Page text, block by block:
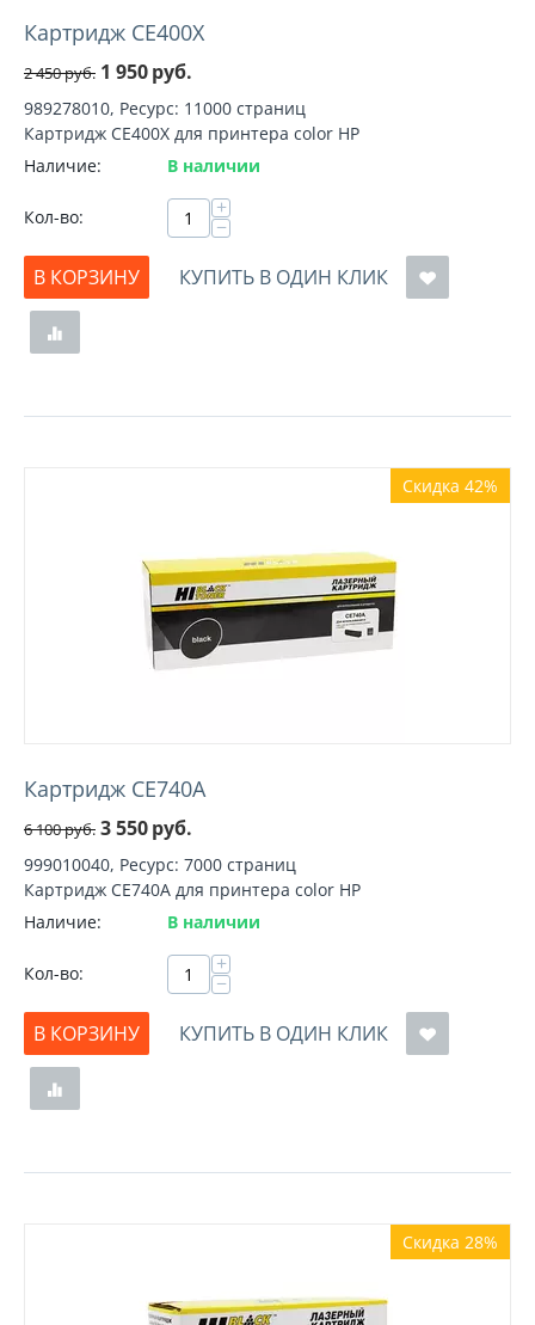
Картридж CE400X
2 450руб. 1 950руб.
989278010, Ресурс: 11000 страниц
Картридж CE400X для принтера color HP
Наличие:
В наличии
Кол-во: +
−
В КОРЗИНУ
КУПИТЬ В ОДИН КЛИК
Скидка 42%
Картридж CE740A
6 100руб. 3 550руб.
999010040, Ресурс: 7000 страниц
Картридж CE740A для принтера color HP
Наличие:
В наличии
Кол-во: +
−
В КОРЗИНУ
КУПИТЬ В ОДИН КЛИК
Скидка 28%